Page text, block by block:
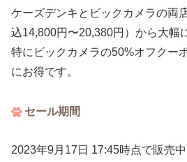
ケーズデンキとビックカメラの両
込14,800円〜20,380円）から大幅
特にビックカメラの50%オフクー
にお得です。
セール期間
2023年9月17日 17:45時点で販売中